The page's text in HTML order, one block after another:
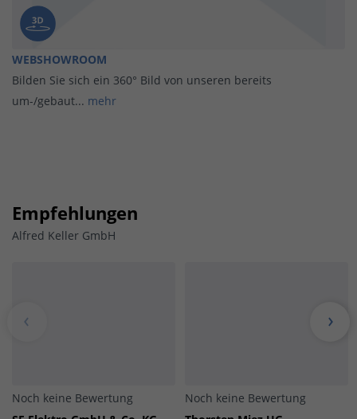
WEBSHOWROOM
Bilden Sie sich ein 360° Bild von unseren bereits
um-/gebaut... mehr
Empfehlungen
Alfred Keller GmbH
Noch keine Bewertung
Noch keine Bewertung